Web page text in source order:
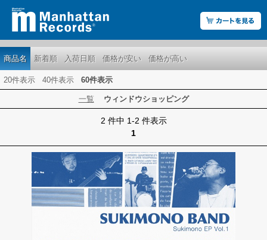
商品名 新着順 入荷日順 価格が安い 価格が高い
20件表示 40件表示 60件表示
一覧 ウィンドウショッピング
2 件中 1-2 件表示
1